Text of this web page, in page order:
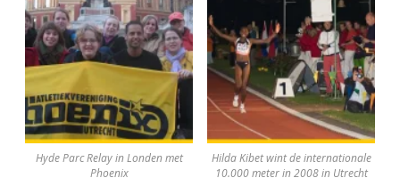
Hyde Parc Relay in Londen met
Phoenix
Hilda Kibet wint de internationale
10.000 meter in 2008 in Utrecht